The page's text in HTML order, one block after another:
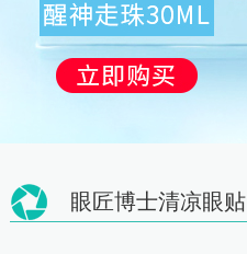
眼匠博士清凉眼贴